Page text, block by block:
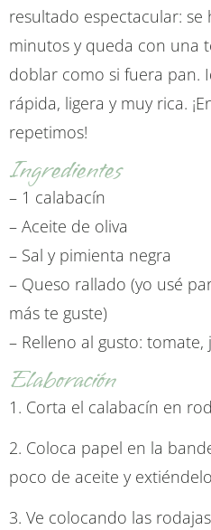
resultado espectacular:
minutos y queda con una
doblar como si fuera pan.
rápida, ligera y muy rica.
repetimos!
Ingredientes
– 1 calabacín
– Aceite de oliva
– Sal y pimienta negra
– Queso rallado (yo usé
más te guste)
– Relleno al gusto:
Elaboración
1. Corta el calabacín en
2. Coloca papel en la
poco de aceite y
3. Ve colocando las